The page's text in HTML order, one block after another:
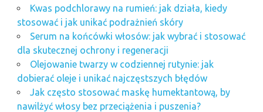
Kwas podchlorawy na rumień: jak działa, kiedy
stosować i jak unikać podrażnień skóry
Serum na końcówki włosów: jak wybrać i stosować
dla skutecznej ochrony i regeneracji
Olejowanie twarzy w codziennej rutynie: jak
dobierać oleje i unikać najczęstszych błędów
Jak często stosować maskę humektantową, by
nawilżyć włosy bez przeciążenia i puszenia?